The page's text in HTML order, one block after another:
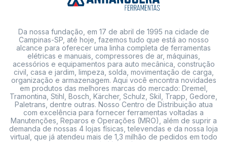
Da nossa fundação, em 17 de abril de 1995 na cidade de
Campinas-SP, até hoje, fazemos tudo que está ao nosso
alcance para oferecer uma linha completa de ferramentas
elétricas e manuais, compressores de ar, máquinas,
acessórios e equipamentos para auto mecânica, construção
civil, casa e jardim, limpeza, solda, movimentação de carga,
organização e armazenagem. Aqui você encontra novidades
em produtos das melhores marcas do mercado: Dremel,
Tramontina, Stihl, Bosch, Kärcher, Schulz, Skil, Trapp, Gedore,
Paletrans, dentre outras. Nosso Centro de Distribuição atua
com excelência para fornecer ferramentas voltadas a
Manutenções, Reparos e Operações (MRO), além de suprir a
demanda de nossas 4 lojas físicas, televendas e da nossa loja
virtual, que já atendeu mais de 1,3 milhão de pedidos em todo